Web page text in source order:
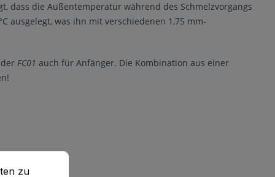
dass die Außentemperatur während des Schmelzvorgangs
ausgelegt, was ihn mit verschiedenen 1,75 mm-
FC01 auch für Anfänger. Die Kombination aus einer
zu können.
Mehr Informationen ...
zu